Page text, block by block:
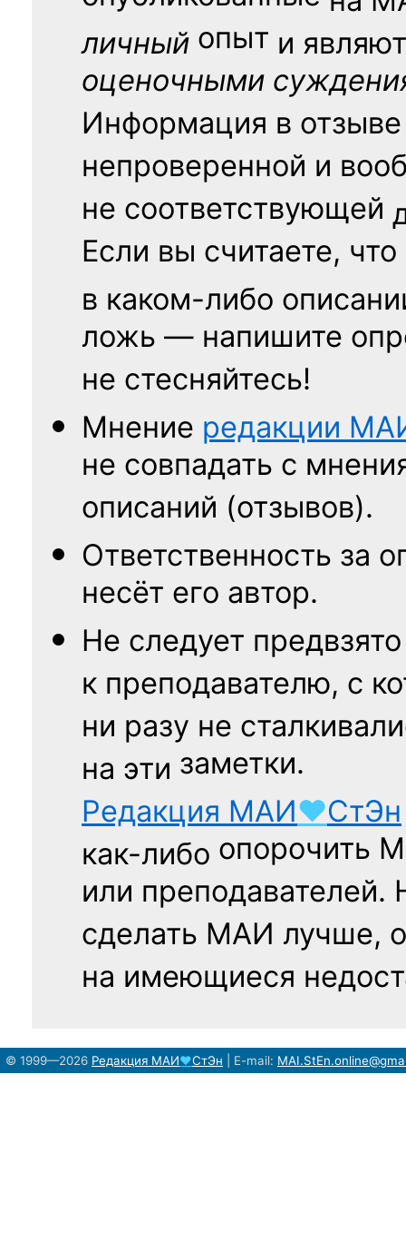
личный опыт и
оценочными
Информация в
непроверенной и
не соответствующей
Если вы считаете, что
в каком-либо
ложь — напишите
не стесняйтесь!
Мнение редакции
не совпадать с
описаний (отзывов).
Ответственность за
несёт его автор.
Не следует
к преподавателю, с
ни разу не
на эти заметки.
Редакция МАИ♥СтЭн
как-либо опорочить
или
сделать МАИ лучше,
на имеющиеся
© 1999—2026 Редакция МАИ♥СтЭн E-mail: